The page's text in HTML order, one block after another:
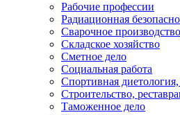
Рабочие профессии
Радиационная
Сварочное производство
Складское хозяйство
Сметное дело
Социальная работа
Спортивная
Строительство,
Таможенное дело